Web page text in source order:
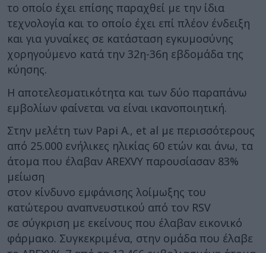
το οποίο έχει επίσης παραχθεί με την ίδια
τεχνολογία και το οποίο έχει επί πλέον ένδειξη
και για γυναίκες σε κατάσταση εγκυμοσύνης
χορηγούμενο κατά την 32η-36η εβδομάδα της
κύησης.
Η αποτελεσματικότητα και των δύο παραπάνω
εμβολίων φαίνεται να είναι ικανοποιητική.
Στην μελέτη των Papi A., et al με περισσότερους
από 25.000 ενήλικες ηλικίας 60 ετών και άνω, τα
άτομα που έλαβαν AREXVY παρουσίασαν 83%
μείωση
στον κίνδυνο εμφάνισης λοίμωξης του
κατώτερου αναπνευστικού από τον RSV
σε σύγκριση με εκείνους που έλαβαν εικονικό
φάρμακο. Συγκεκριμένα, στην ομάδα που έλαβε